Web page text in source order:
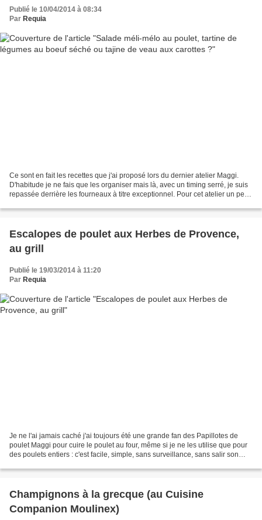
Publié le 10/04/2014 à 08:34
Par Requia
Ce sont en fait les recettes que j'ai proposé lors du dernier atelier Maggi.
D'habitude je ne fais que les organiser mais là, avec un timing serré, je suis
repassée derrière les fourneaux à titre exceptionnel. Pour cet atelier un peu
Escalopes de poulet aux Herbes de Provence,
au grill
Publié le 19/03/2014 à 11:20
Par Requia
Je ne l'ai jamais caché j'ai toujours été une grande fan des Papillotes de
poulet Maggi pour cuire le poulet au four, même si je ne les utilise que pour
des poulets entiers : c'est facile, simple, sans surveillance, sans salir son
Champignons à la grecque (au Cuisine
Companion Moulinex)